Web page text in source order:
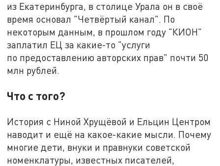
из Екатеринбурга, в столице Урала он в своё
время основал "Четвёртый канал". По
некоторым данным, в прошлом году "КИОН"
заплатил ЕЦ за какие-то "услуги
по предоставлению авторских прав" почти 50
млн рублей.
Что с того?
История с Ниной Хрущёвой и Ельцин Центром
наводит и ещё на какое-какие мысли. Почему
многие дети, внуки и правнуки советской
номенклатуры, известных писателей,